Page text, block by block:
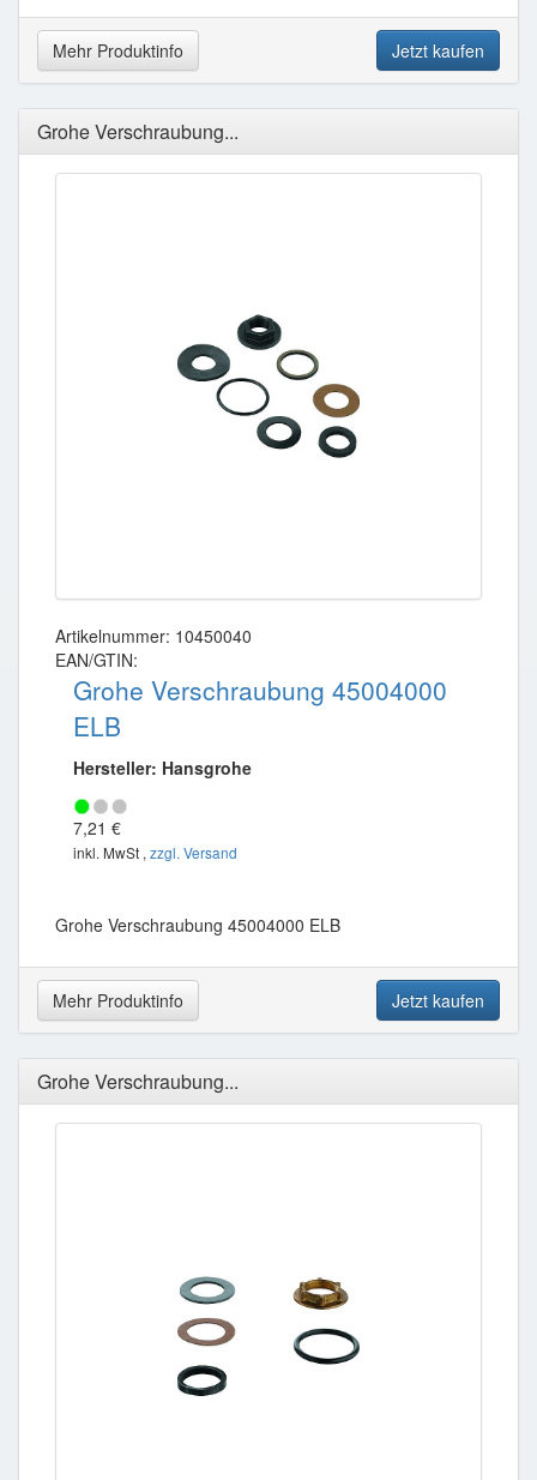
Mehr Produktinfo Jetzt kaufen
Grohe Verschraubung...
Artikelnummer: 10450040
EAN/GTIN:
Grohe Verschraubung 45004000
ELB
Hersteller: Hansgrohe
7,21 €
inkl. MwSt , zzgl. Versand
Grohe Verschraubung 45004000 ELB
Mehr Produktinfo Jetzt kaufen
Grohe Verschraubung...